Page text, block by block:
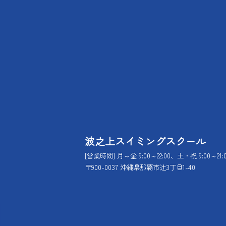
波之上スイミングスクール
[営業時間] 月～金 9:00～22:00、土・祝 9:00～
〒900-0037 沖縄県那覇市辻3丁目1-40